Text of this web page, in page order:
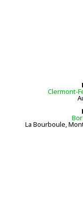
Clermont-
La Bourboule,